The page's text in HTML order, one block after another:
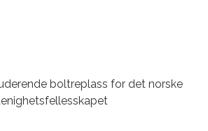
boltreplass for det norske